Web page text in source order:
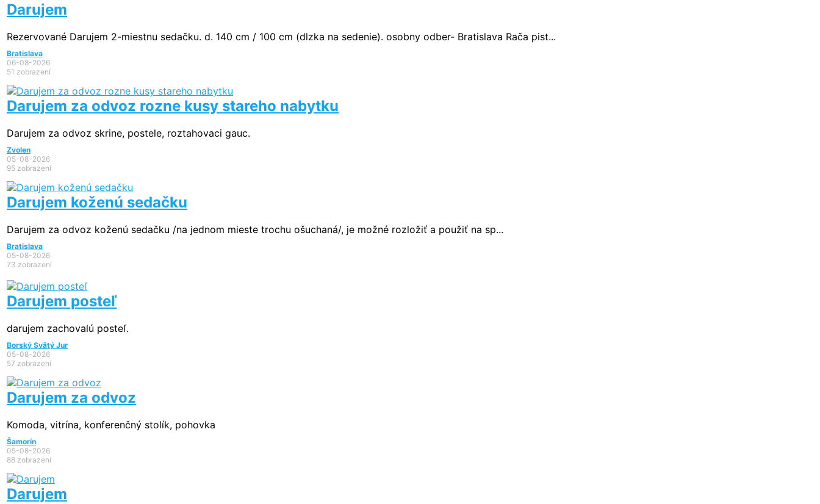
Darujem
Rezervované Darujem 2-miestnu sedačku. d. 140 cm / 100 cm (dlzka na sedenie). osobny odber- Bratislava Rača pist...
Bratislava
06-08-2026
51 zobrazení
Darujem za odvoz rozne kusy stareho nabytku
Darujem za odvoz skrine, postele, roztahovaci gauc.
Zvolen
05-08-2026
95 zobrazení
Darujem koženú sedačku
Darujem za odvoz koženú sedačku /na jednom mieste trochu ošuchaná/, je možné rozložiť a použiť na sp...
Bratislava
05-08-2026
73 zobrazení
Darujem posteľ
darujem zachovalú posteľ.
Borský Svätý Jur
05-08-2026
57 zobrazení
Darujem za odvoz
Komoda, vitrína, konferenčný stolík, pohovka
Šamorín
05-08-2026
88 zobrazení
Darujem